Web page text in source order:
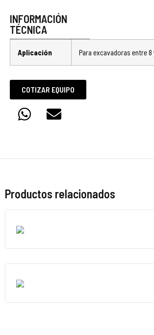
INFORMACIÓN
TÉCNICA
Aplicación Para excavadoras entre 8
COTIZAR EQUIPO
Productos relacionados